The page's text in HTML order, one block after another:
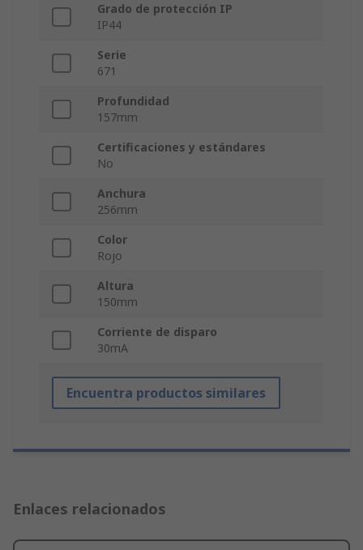
Grado de protección IP
IP44
Serie
671
Profundidad
157mm
Certificaciones y estándares
No
Anchura
256mm
Color
Rojo
Altura
150mm
Corriente de disparo
30mA
Encuentra productos similares
Enlaces relacionados